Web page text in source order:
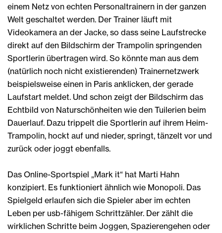
einem Netz von echten Personaltrainern in der ganzen
Welt geschaltet werden. Der Trainer läuft mit
Videokamera an der Jacke, so dass seine Laufstrecke
direkt auf den Bildschirm der Trampolin springenden
Sportlerin übertragen wird. So könnte man aus dem
(natürlich noch nicht existierenden) Trainernetzwerk
beispielsweise einen in Paris anklicken, der gerade
Laufstart meldet. Und schon zeigt der Bildschirm das
Echtbild von Naturschönheiten wie den Tuilerien beim
Dauerlauf. Dazu trippelt die Sportlerin auf ihrem Heim-
Trampolin, hockt auf und nieder, springt, tänzelt vor und
zurück oder joggt ebenfalls.
Das Online-Sportspiel „Mark it“ hat Marti Hahn
konzipiert. Es funktioniert ähnlich wie Monopoli. Das
Spielgeld erlaufen sich die Spieler aber im echten
Leben per usb-fähigem Schrittzähler. Der zählt die
wirklichen Schritte beim Joggen, Spazierengehen oder